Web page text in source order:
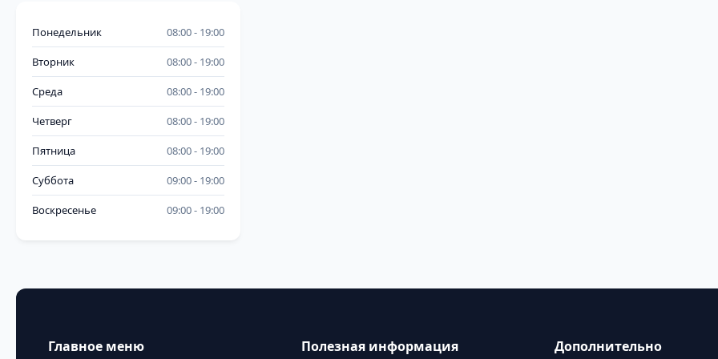
Понедельник 08:00 19:00
Вторник 08:00 19:00
Среда 08:00 19:00
Четверг 08:00 19:00
Пятница 08:00 19:00
Суббота 09:00 19:00
Воскресенье 09:00 19:00
Главное меню Полезная информация Дополнительно